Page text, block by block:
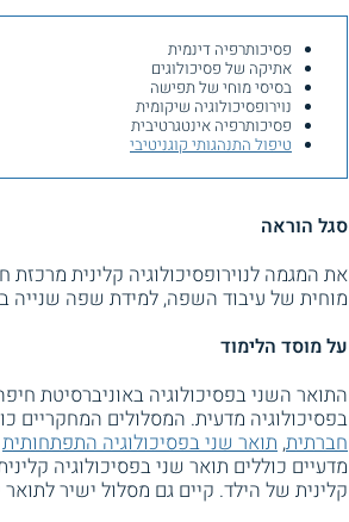
פסיכותרפיה דינמית
אתיקה של פסיכולוגים
בסיסי מוחי של תפישה
נוירופסיכולוגיה שיקומית
פסיכותרפיה אינטגרטיבית
טיפול התנהגותי קוגניטיבי
סגל הוראה
את המגמה לנוירופסיכולוגיה קלינית
מוחית של עיבוד השפה, למידת שפה שנייה
על מוסד הלימוד
התואר השני בפסיכולוגיה באוניברסיטת
בפסיכולוגיה מדעית. המסלולים המחקריים
חברתית, תואר שני בפסיכולוגיה התפתחותית
מדעיים כוללים תואר שני בפסיכולוגיה
קלינית של הילד. קיים גם מסלול ישיר